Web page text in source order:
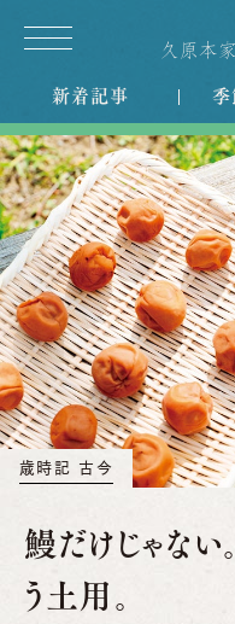
歳時記 古今
鰻だけじゃな
う土用。
新着記事 季